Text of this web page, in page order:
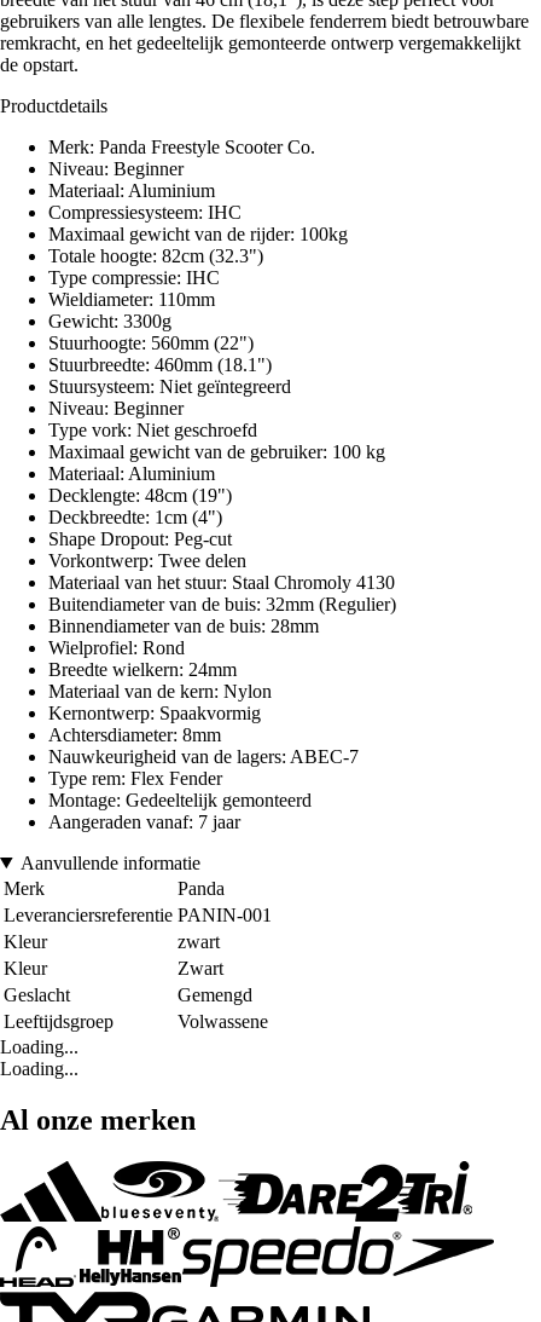
gebruikers van alle lengtes. De flexibele fenderrem biedt betrouwbare
remkracht, en het gedeeltelijk gemonteerde ontwerp vergemakkelijkt
de opstart.
Productdetails
Merk: Panda Freestyle Scooter Co.
Niveau: Beginner
Materiaal: Aluminium
Compressiesysteem: IHC
Maximaal gewicht van de rijder: 100kg
Totale hoogte: 82cm (32.3")
Type compressie: IHC
Wieldiameter: 110mm
Gewicht: 3300g
Stuurhoogte: 560mm (22")
Stuurbreedte: 460mm (18.1")
Stuursysteem: Niet geïntegreerd
Niveau: Beginner
Type vork: Niet geschroefd
Maximaal gewicht van de gebruiker: 100 kg
Materiaal: Aluminium
Decklengte: 48cm (19")
Deckbreedte: 1cm (4")
Shape Dropout: Peg-cut
Vorkontwerp: Twee delen
Materiaal van het stuur: Staal Chromoly 4130
Buitendiameter van de buis: 32mm (Regulier)
Binnendiameter van de buis: 28mm
Wielprofiel: Rond
Breedte wielkern: 24mm
Materiaal van de kern: Nylon
Kernontwerp: Spaakvormig
Achtersdiameter: 8mm
Nauwkeurigheid van de lagers: ABEC-7
Type rem: Flex Fender
Montage: Gedeeltelijk gemonteerd
Aangeraden vanaf: 7 jaar
Aanvullende informatie
Merk
Panda
Leveranciersreferentie PANIN-001
Kleur
zwart
Kleur
Zwart
Geslacht
Gemengd
Leeftijdsgroep
Volwassene
Loading...
Loading...
Al onze merken